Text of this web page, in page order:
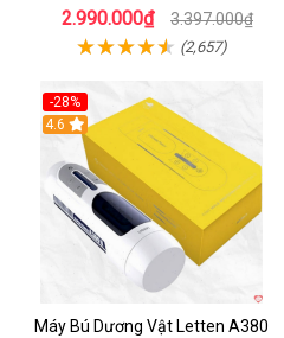
Phê
2.990.000₫ 3.397.000₫
(2,657)
-28%
Hot
4.6
Máy Bú Dương Vật Letten A380